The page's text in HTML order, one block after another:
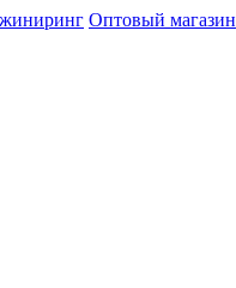
Оптовый магазин